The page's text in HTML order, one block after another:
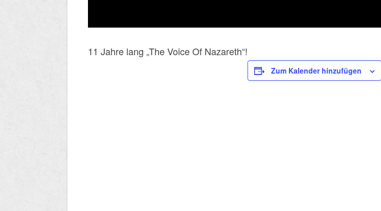
11 Jahre lang „The Voice Of Nazareth“!
Zum Kalender hinzufügen